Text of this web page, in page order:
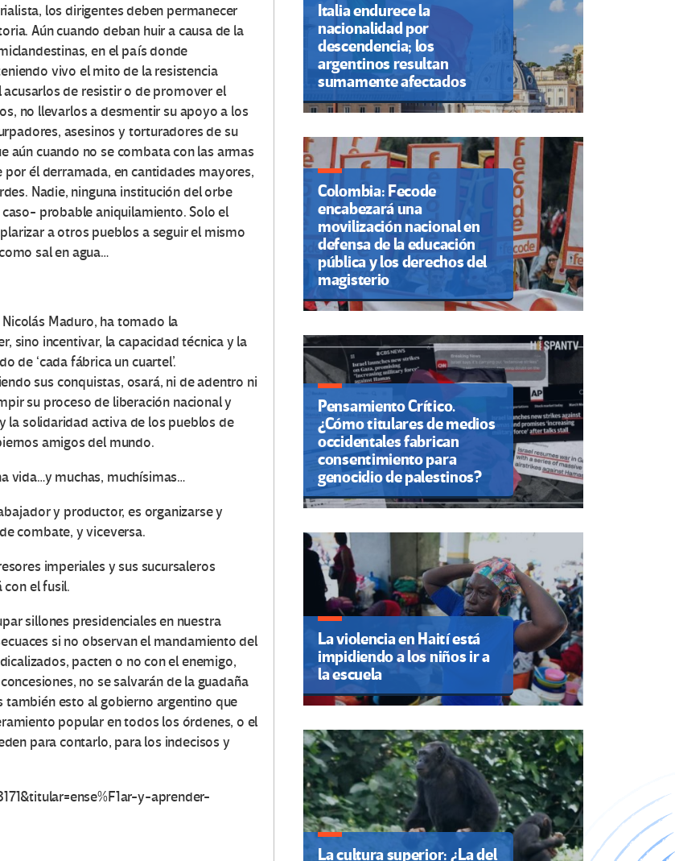
los dirigentes deben permanecer
Aún cuando deban huir a causa de la
en el país donde
vivo el mito de la resistencia
de resistir o de promover el
no llevarlos a desmentir su apoyo a los
asesinos y torturadores de su
aún cuando no se combata con las armas
él derramada, en cantidades mayores,
Nadie, ninguna institución del orbe
probable aniquilamiento. Solo el
a otros pueblos a seguir el mismo
sal en agua…
Maduro, ha tomado la
sino incentivar, la capacidad técnica y la
de ‘cada fábrica un cuartel’.
sus conquistas, osará, ni de adentro ni
su proceso de liberación nacional y
la solidaridad activa de los pueblos de
amigos del mundo.
vida…y muchas, muchísimas…
y productor, es organizarse y
combate, y viceversa.
imperiales y sus sucursaleros
el fusil.
sillones presidenciales en nuestra
si no observan el mandamiento del
pacten o no con el enemigo,
no se salvarán de la guadaña
esto al gobierno argentino que
popular en todos los órdenes, o el
para contarlo, para los indecisos y
y-aprender-
Italia endurece la
nacionalidad por
descendencia; los
argentinos resultan
sumamente afectados
Colombia: Fecode
encabezará una
movilización nacional en
defensa de la educación
pública y los derechos del
magisterio
Pensamiento Crítico.
¿Cómo titulares de medios
occidentales fabrican
consentimiento para
genocidio de palestinos?
La violencia en Haití está
impidiendo a los niños ir a
la escuela
La cultura superior: ¿La del